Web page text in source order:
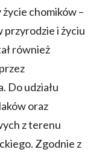
chomików –
przyrodzie i życiu
również
Do udziału
oraz
z terenu
Zgodnie z